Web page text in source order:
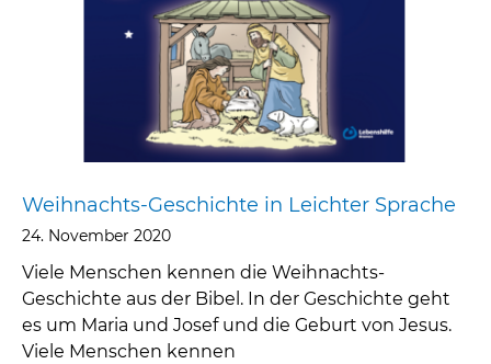
Weihnachts-Geschichte in Leichter Sprache
24. November 2020
Viele Menschen kennen die Weihnachts-
Geschichte aus der Bibel. In der Geschichte geht
es um Maria und Josef und die Geburt von Jesus.
Viele Menschen kennen